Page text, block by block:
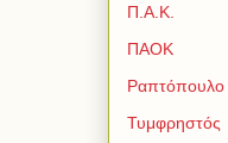
Π.Α.Κ.
ΠΑΟΚ
Ραπτόπουλο
Τυμφρηστός